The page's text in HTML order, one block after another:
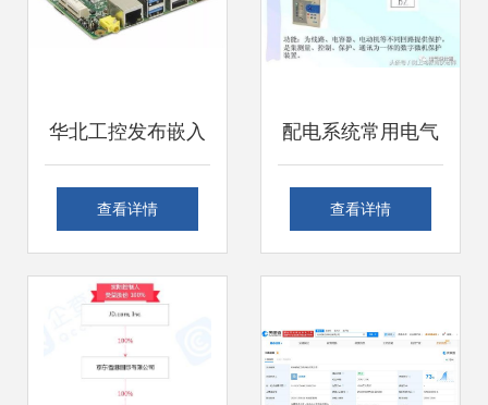
华北工控发布嵌入
式计算机与5G数据
接引领新一代智能
家居生活变革
查看详情
配电系统常用电气
设备与电路符号详
售应用
查看详情